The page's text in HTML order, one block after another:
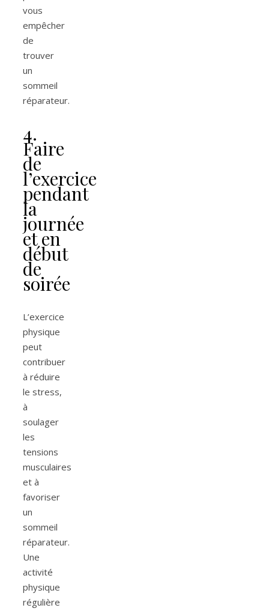
vous
empêcher
de
trouver
un
sommeil
réparateur.
4.
Faire
de
l’exercice
pendant
la
journée
et en
début
de
soirée
L’exercice
physique
peut
contribuer
à réduire
le stress,
à
soulager
les
tensions
musculaires
et à
favoriser
un
sommeil
réparateur.
Une
activité
physique
régulière